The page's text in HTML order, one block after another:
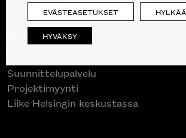
Skanno
Suunnittelupalvelu
Projektimyynti
Liike Helsingin keskustassa
EVÄSTEASETUKSET HYLKÄÄ
HYVÄKSY